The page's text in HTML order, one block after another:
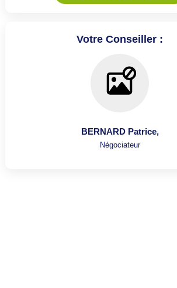
Votre Conseiller :
BERNARD Patrice,
Négociateur